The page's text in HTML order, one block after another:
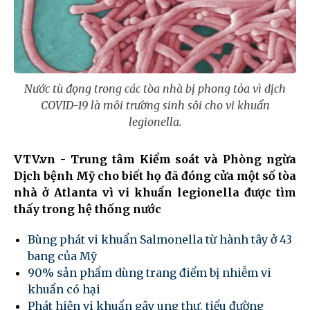
Nước tù đọng trong các tòa nhà bị phong tỏa vì dịch
COVID-19 là môi trường sinh sôi cho vi khuẩn
legionella.
VTV.vn - Trung tâm Kiểm soát và Phòng ngừa
Dịch bệnh Mỹ cho biết họ đã đóng cửa một số tòa
nhà ở Atlanta vì vi khuẩn legionella được tìm
thấy trong hệ thống nước
Bùng phát vi khuẩn Salmonella từ hành tây ở 43
bang của Mỹ
90% sản phẩm dùng trang điểm bị nhiễm vi
khuẩn có hại
Phát hiện vi khuẩn gây ung thư, tiểu đường